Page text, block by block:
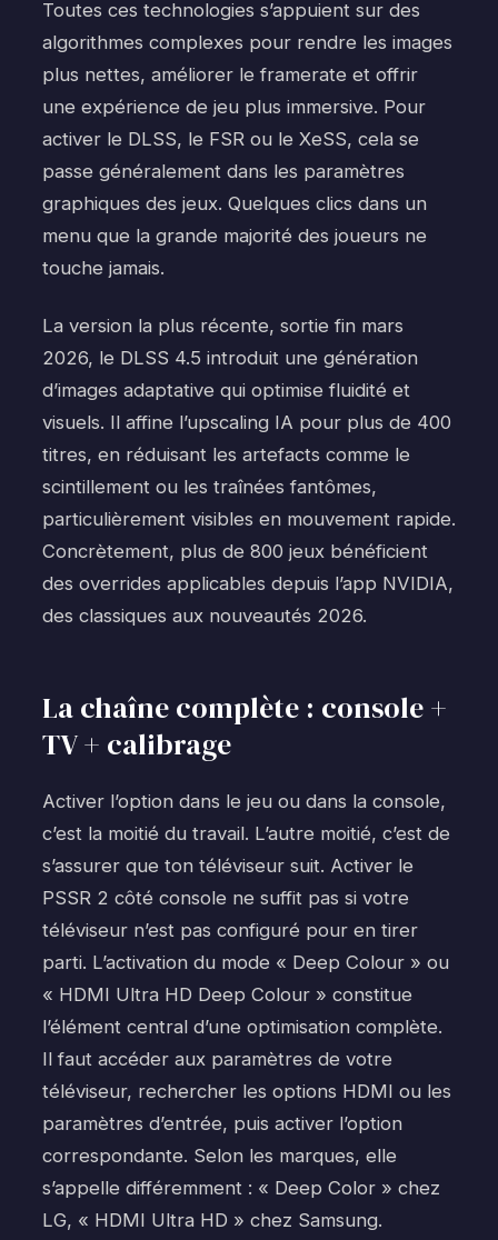
Toutes ces technologies s’appuient sur des
algorithmes complexes pour rendre les images
plus nettes, améliorer le framerate et offrir
une expérience de jeu plus immersive. Pour
activer le DLSS, le FSR ou le XeSS, cela se
passe généralement dans les paramètres
graphiques des jeux. Quelques clics dans un
menu que la grande majorité des joueurs ne
touche jamais.
La version la plus récente, sortie fin mars
2026, le DLSS 4.5 introduit une génération
d’images adaptative qui optimise fluidité et
visuels. Il affine l’upscaling IA pour plus de 400
titres, en réduisant les artefacts comme le
scintillement ou les traînées fantômes,
particulièrement visibles en mouvement rapide.
Concrètement, plus de 800 jeux bénéficient
des overrides applicables depuis l’app NVIDIA,
des classiques aux nouveautés 2026.
La chaîne complète : console +
TV + calibrage
Activer l’option dans le jeu ou dans la console,
c’est la moitié du travail. L’autre moitié, c’est de
s’assurer que ton téléviseur suit. Activer le
PSSR 2 côté console ne suffit pas si votre
téléviseur n’est pas configuré pour en tirer
parti. L’activation du mode « Deep Colour » ou
« HDMI Ultra HD Deep Colour » constitue
l’élément central d’une optimisation complète.
Il faut accéder aux paramètres de votre
téléviseur, rechercher les options HDMI ou les
paramètres d’entrée, puis activer l’option
correspondante. Selon les marques, elle
s’appelle différemment : « Deep Color » chez
LG, « HDMI Ultra HD » chez Samsung.